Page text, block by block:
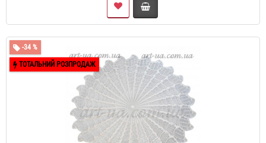
-34 %
ТОТАЛЬНИЙ РОЗПРОДАЖ